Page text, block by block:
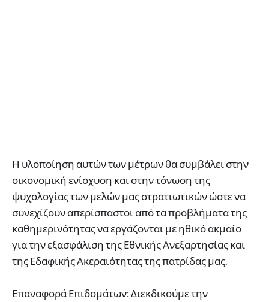
Η υλοποίηση αυτών των μέτρων θα συμβάλει στην
οικονομική ενίσχυση και στην τόνωση της
ψυχολογίας των μελών μας στρατιωτικών ώστε να
συνεχίζουν απερίσπαστοι από τα προβλήματα της
καθημερινότητας να εργάζονται με ηθικό ακμαίο
για την εξασφάλιση της Εθνικής Ανεξαρτησίας και
της Εδαφικής Ακεραιότητας της πατρίδας μας.
Επαναφορά Επιδομάτων: Διεκδικούμε την